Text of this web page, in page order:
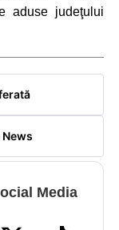
aduse judeţului
Media